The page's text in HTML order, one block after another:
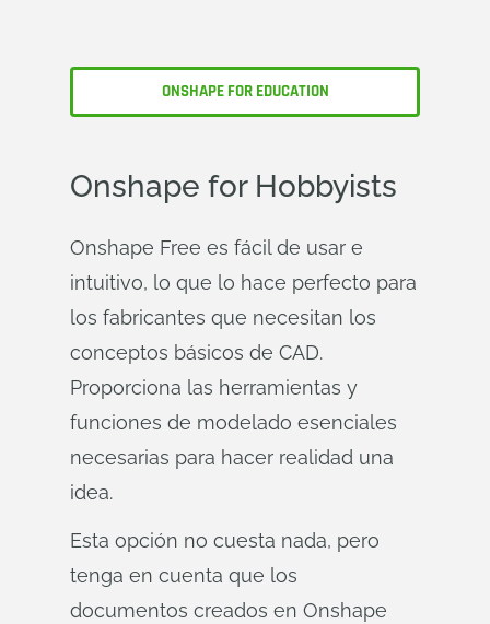
ONSHAPE FOR EDUCATION
Onshape for Hobbyists
Onshape Free es fácil de usar e
intuitivo, lo que lo hace perfecto para
los fabricantes que necesitan los
conceptos básicos de CAD.
Proporciona las herramientas y
funciones de modelado esenciales
necesarias para hacer realidad una
idea.
Esta opción no cuesta nada, pero
tenga en cuenta que los
documentos creados en Onshape